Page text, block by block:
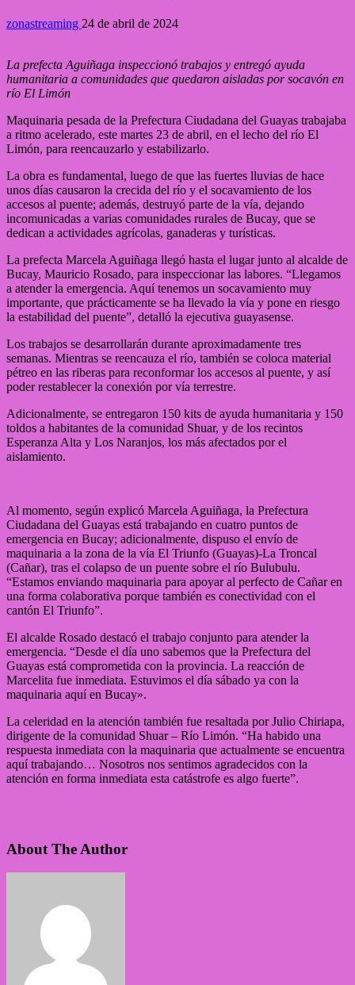
zonastreaming 24 de abril de 2024
La prefecta Aguiñaga inspeccionó trabajos y entregó ayuda
humanitaria a comunidades que quedaron aisladas por socavón en
río El Limón
Maquinaria pesada de la Prefectura Ciudadana del Guayas trabajaba
a ritmo acelerado, este martes 23 de abril, en el lecho del río El
Limón, para reencauzarlo y estabilizarlo.
La obra es fundamental, luego de que las fuertes lluvias de hace
unos días causaron la crecida del río y el socavamiento de los
accesos al puente; además, destruyó parte de la vía, dejando
incomunicadas a varias comunidades rurales de Bucay, que se
dedican a actividades agrícolas, ganaderas y turísticas.
La prefecta Marcela Aguiñaga llegó hasta el lugar junto al alcalde de
Bucay, Mauricio Rosado, para inspeccionar las labores. “Llegamos
a atender la emergencia. Aquí tenemos un socavamiento muy
importante, que prácticamente se ha llevado la vía y pone en riesgo
la estabilidad del puente”, detalló la ejecutiva guayasense.
Los trabajos se desarrollarán durante aproximadamente tres
semanas. Mientras se reencauza el río, también se coloca material
pétreo en las riberas para reconformar los accesos al puente, y así
poder restablecer la conexión por vía terrestre.
Adicionalmente, se entregaron 150 kits de ayuda humanitaria y 150
toldos a habitantes de la comunidad Shuar, y de los recintos
Esperanza Alta y Los Naranjos, los más afectados por el
aislamiento.
Al momento, según explicó Marcela Aguiñaga, la Prefectura
Ciudadana del Guayas está trabajando en cuatro puntos de
emergencia en Bucay; adicionalmente, dispuso el envío de
maquinaria a la zona de la vía El Triunfo (Guayas)-La Troncal
(Cañar), tras el colapso de un puente sobre el río Bulubulu.
“Estamos enviando maquinaria para apoyar al perfecto de Cañar en
una forma colaborativa porque también es conectividad con el
cantón El Triunfo”.
El alcalde Rosado destacó el trabajo conjunto para atender la
emergencia. “Desde el día uno sabemos que la Prefectura del
Guayas está comprometida con la provincia. La reacción de
Marcelita fue inmediata. Estuvimos el día sábado ya con la
maquinaria aquí en Bucay».
La celeridad en la atención también fue resaltada por Julio Chiriapa,
dirigente de la comunidad Shuar – Río Limón. “Ha habido una
respuesta inmediata con la maquinaria que actualmente se encuentra
aquí trabajando… Nosotros nos sentimos agradecidos con la
atención en forma inmediata esta catástrofe es algo fuerte”.
About The Author